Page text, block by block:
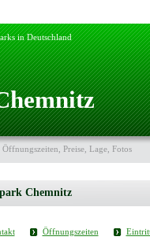
in Deutschland
Öffnungszeiten, Preise, Lage, Fotos
Chemnitz
Öffnungszeiten